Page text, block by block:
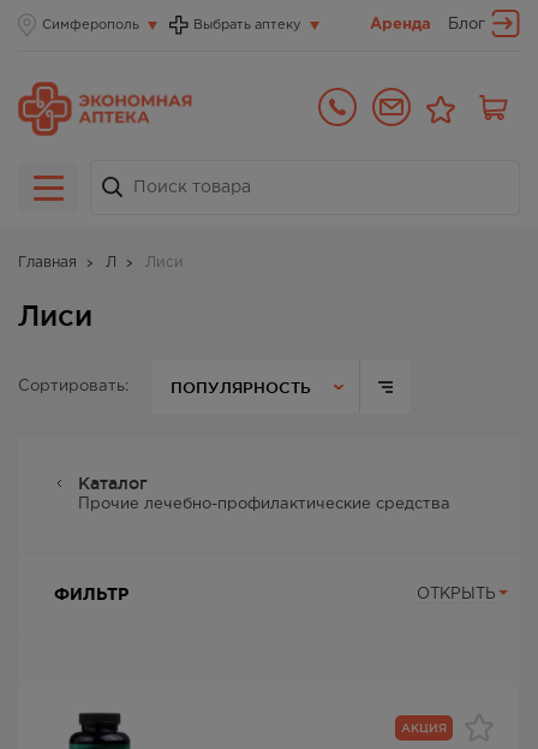
Симферополь Выбрать аптеку Аренда Блог
Главная Л Лиси
Лиси
Сортировать: ПОПУЛЯРНОСТЬ
Каталог
Прочие лечебно-профилактические средства
ФИЛЬТР ОТКРЫТЬ
АКЦИЯ